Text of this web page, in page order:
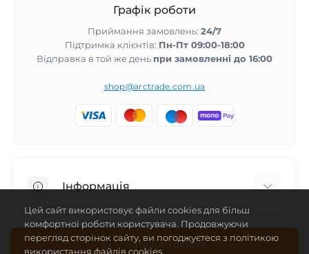
Графік роботи
Приймання замовлень: 24/7
Підтримка клієнтів: Пн-Пт 09:00-18:00
Відправка в той же день при замовленні до 16:00
shop@arctrade.com.ua
Інформація
Повернення та гарантія
Співпраця з нами
Каталог товарів
Цей сайт використовує файли cookies для більш
комфортної роботи користувача. Продовжуючи
перегляд сторінок сайту, ви погоджуєтеся з політикою
використання файлів cookies.